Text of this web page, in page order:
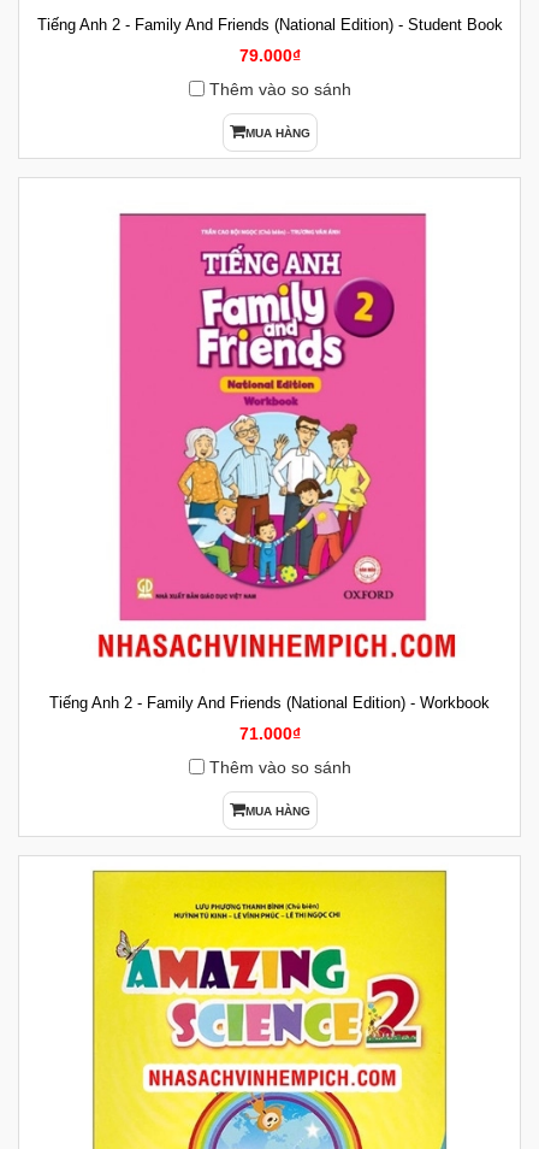
Tiếng Anh 2 - Family And Friends (National Edition) - Student Book
79.000₫
Thêm vào so sánh
MUA HÀNG
Tiếng Anh 2 - Family And Friends (National Edition) - Workbook
71.000₫
Thêm vào so sánh
MUA HÀNG